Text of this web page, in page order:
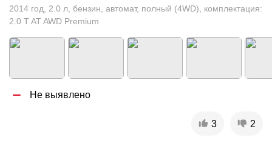
2014 год 2.0 л бензин автомат, полный (4WD)
комплектация:
2.0 T AT AWD Premium
Не выявлено
3 2